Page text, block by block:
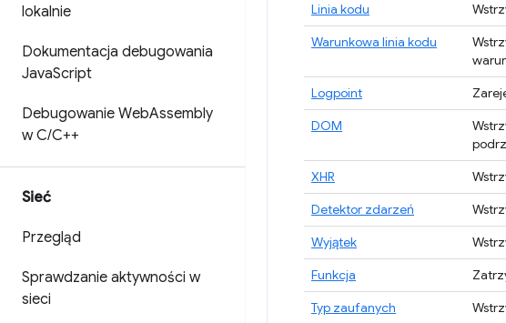
lokalnie
Dokumentacja debugowania
JavaScript
Debugowanie WebAssembly
w C/C++
Sieć
Przegląd
Sprawdzanie aktywności w
sieci
Linia kodu
Warunkowa linia kodu
Logpoint
DOM
XHR
Detektor zdarzeń
Wyjątek
Funkcja
Typ zaufanych